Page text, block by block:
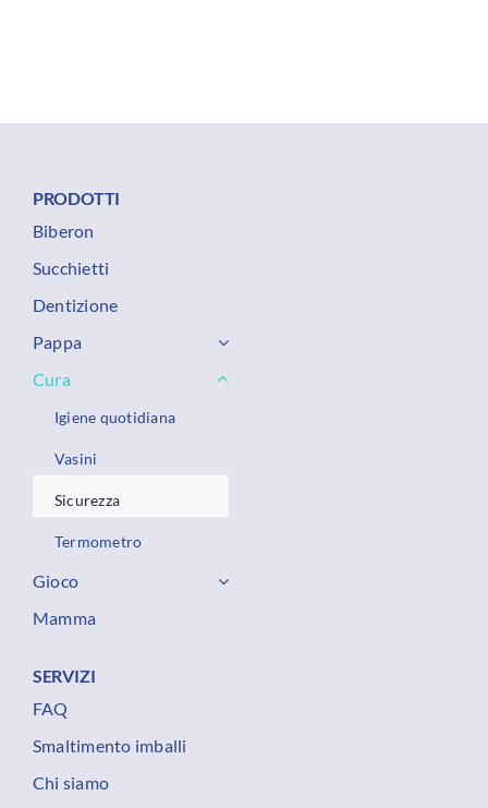
PRODOTTI
Biberon
Succhietti
Dentizione
Pappa
Cura
Igiene quotidiana
Vasini
Sicurezza
Termometro
Gioco
Mamma
SERVIZI
FAQ
Smaltimento imballi
Chi siamo